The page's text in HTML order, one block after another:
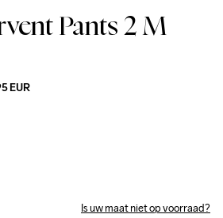
Pants 2 M
EUR
Is uw maat niet op voorraad?